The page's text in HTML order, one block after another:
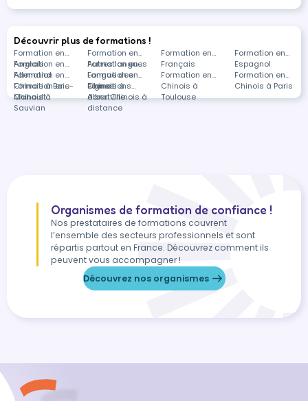
Découvrir plus de formations !
Formation en
Anglais
Formation en
Autres langues
Formation en
Français
Formation en
Espagnol
Formation en
Allemand
Formation en
Langue des
signes
Formation en
Chinois à Baie-
Mahault
Formation en
Chinois à
Albertville
Formation en
Chinois à
Toulouse
Formation en
Chinois à Paris
Formation en
Chinois à
Sauvian
Formations
dans Chinois à
distance
Organismes de formation de confiance !
Nos prestataires de formations couvrent
l’ensemble des secteurs professionnels et sont
répartis partout en France. Découvrez comment ils
peuvent vous accompagner !
Découvrez nos organismes